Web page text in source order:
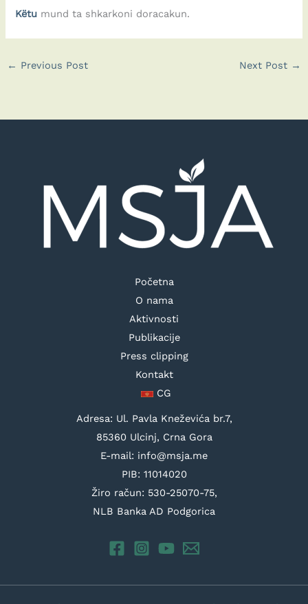
Këtu mund ta shkarkoni doracakun.
← Previous Post Next Post →
Početna
O nama
Aktivnosti
Publikacije
Press clipping
Kontakt
CG
Adresa: Ul. Pavla Kneževića br.7,
85360 Ulcinj, Crna Gora
E-mail: info@msja.me
PIB: 11014020
Žiro račun: 530-25070-75,
NLB Banka AD Podgorica